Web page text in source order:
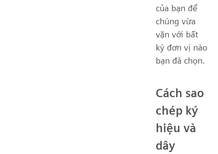
của bạn để
chúng vừa
vặn với bất
kỳ đơn vị nào
bạn đã chọn.
Cách sao
chép ký
hiệu và
dây